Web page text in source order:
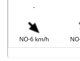
-
NO-6 km/h